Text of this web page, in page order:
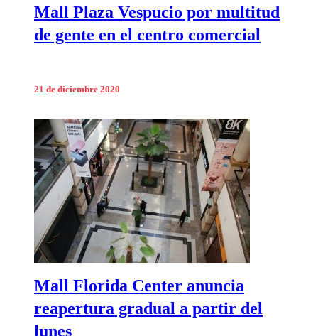
Mall Plaza Vespucio por multitud
de gente en el centro comercial
21 de diciembre 2020
Mall Florida Center anuncia
reapertura gradual a partir del
lunes